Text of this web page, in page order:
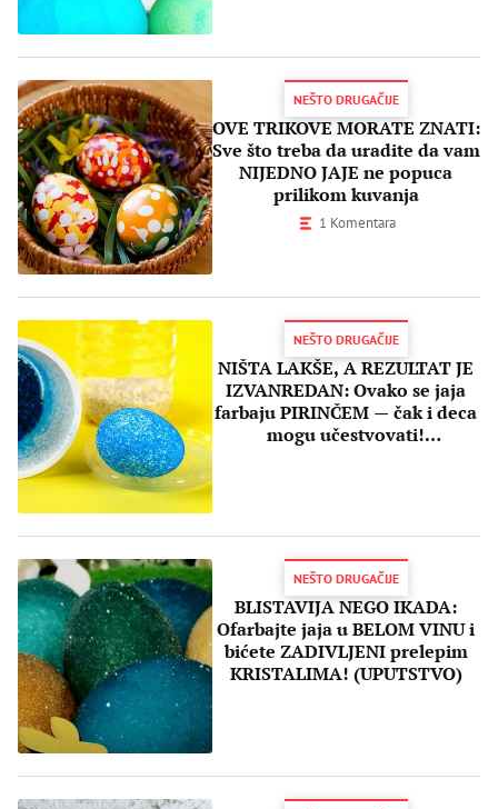
NEŠTO DRUGAČIJE
OVE TRIKOVE MORATE ZNATI:
Sve što treba da uradite da vam
NIJEDNO JAJE ne popuca
prilikom kuvanja
1 Komentara
NEŠTO DRUGAČIJE
NIŠTA LAKŠE, A REZULTAT JE
IZVANREDAN: Ovako se jaja
farbaju PIRINČEM — čak i deca
mogu učestvovati!
NEŠTO DRUGAČIJE
BLISTAVIJA NEGO IKADA:
Ofarbajte jaja u BELOM VINU i
bićete ZADIVLJENI prelepim
KRISTALIMA! (UPUTSTVO)